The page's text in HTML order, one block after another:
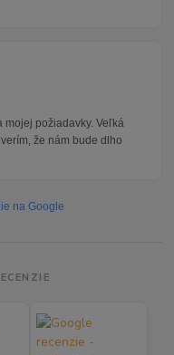
mojej požiadavky. Veľká
že nám bude dlho
na Google